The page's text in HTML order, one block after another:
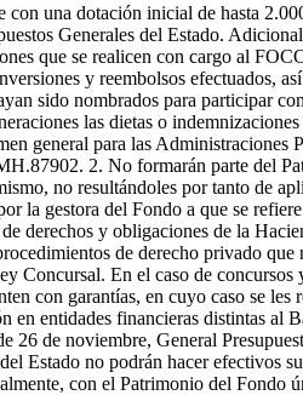
con una dotación inicial de hasta
Generales del Estado.
que se realicen con cargo al
y reembolsos efectuados,
sido nombrados para participar
las dietas o
general para las Administraciones
2. No formarán parte del
no resultándoles por tanto de
la gestora del Fondo a que se
derechos y obligaciones de la
de derecho privado
Concursal. En el caso de concursos
con garantías, en cuyo caso se
en entidades financieras distintas al
26 de noviembre, General
Estado no podrán hacer efectivos
con el Patrimonio del Fondo